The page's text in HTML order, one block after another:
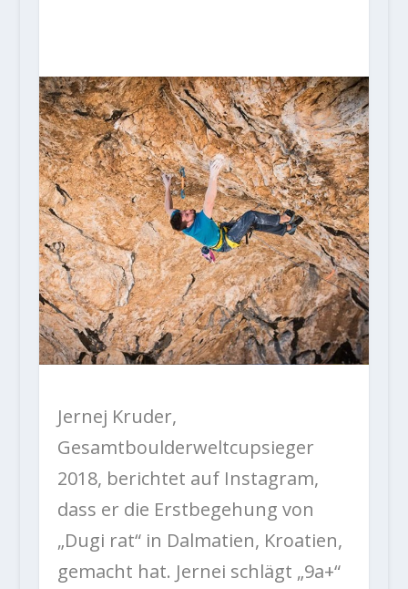
Jernej Kruder,
Gesamtboulderweltcupsieger
2018, berichtet auf Instagram,
dass er die Erstbegehung von
„Dugi rat“ in Dalmatien, Kroatien,
gemacht hat. Jernei schlägt „9a+“